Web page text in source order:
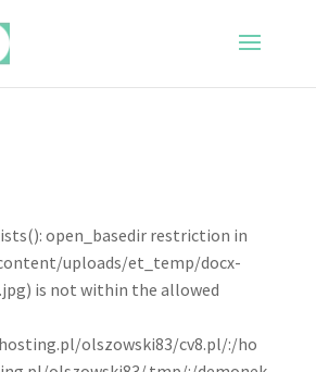
open_basedir restriction in
uploads/et_temp/docx-
is not within the allowed
olszowski83/cv8.pl/:/ho